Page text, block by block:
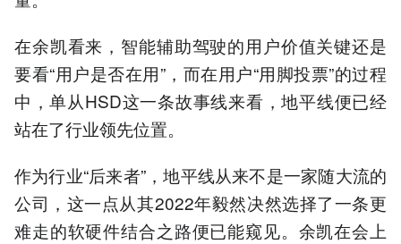
在余凯看来，智能辅助驾驶的用户价值关键还是
要看“用户是否在用”，而在用户“用脚投票”的过程
中，单从HSD这一条故事线来看，地平线便已经
站在了行业领先位置。
作为行业“后来者”，地平线从来不是一家随大流的
公司，这一点从其2022年毅然决然选择了一条更
难走的软硬件结合之路便已能窥见。余凯在会上